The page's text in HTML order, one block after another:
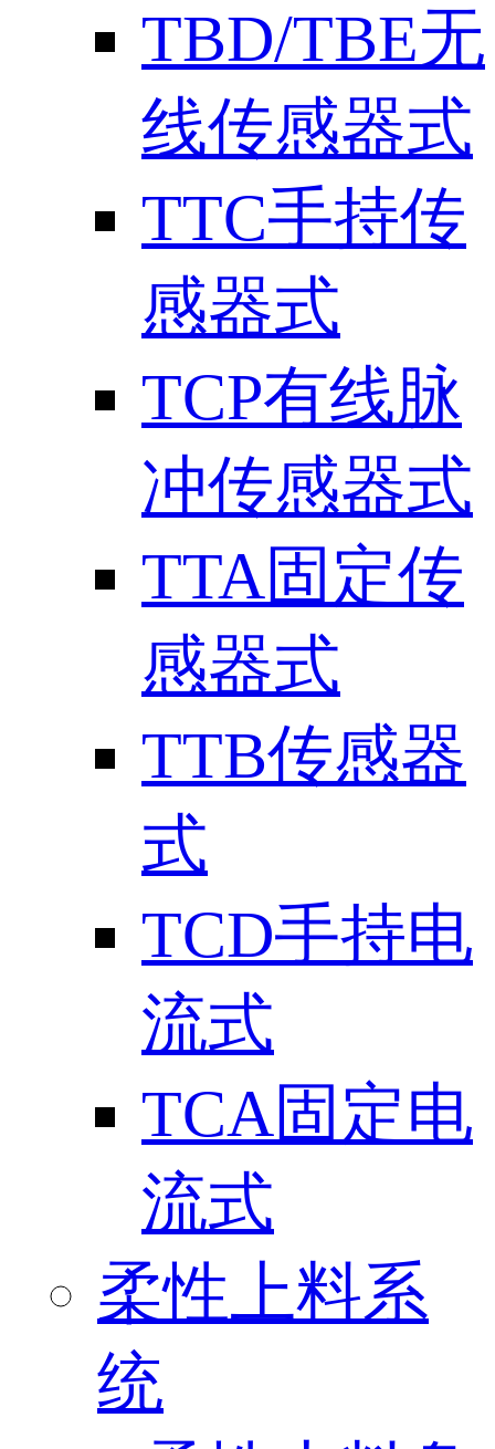
TBD/TBE无
线传感器式
TTC手持传
感器式
TCP有线脉
冲传感器式
TTA固定传
感器式
TTB传感器
式
TCD手持电
流式
TCA固定电
流式
柔性上料系
统